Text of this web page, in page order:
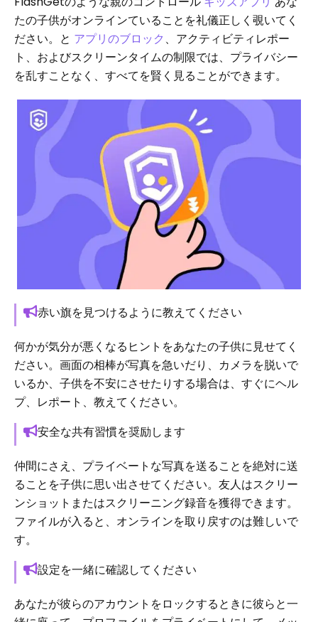
たの子供がオンラインていることを礼儀正しく覗いてく
ださい。と アプリのブロック 、アクティビティレポー
ト、およびスクリーンタイムの制限では、プライバシー
を乱すことなく、すべてを賢く見ることができます。
赤い旗を見つけるように教えてください
何かが気分が悪くなるヒントをあなたの子供に見せてく
ださい。画面の相棒が写真を急いだり、カメラを脱いで
いるか、子供を不安にさせたりする場合は、すぐにヘル
プ、レポート、教えてください。
安全な共有習慣を奨励します
仲間にさえ、プライベートな写真を送ることを絶対に送
ることを子供に思い出させてください。友人はスクリー
ンショットまたはスクリーニング録音を獲得できます。
ファイルが入ると、オンラインを取り戻すのは難しいで
す。
設定を一緒に確認してください
あなたが彼らのアカウントをロックするときに彼らと一